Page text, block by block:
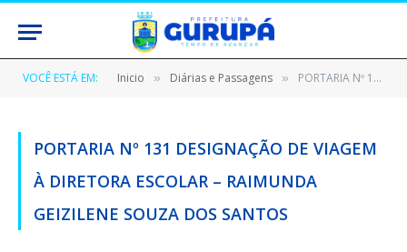
VOCÊ ESTÁ EM: Inicio » Diárias e Passagens » PORTARIA Nº 131 DESIGNAÇÃO DE VIAGEM À DIRETORA ESCOLAR – RAIMUNDA GEIZILENE SOUZA DOS SANTOS
PORTARIA Nº 131 DESIGNAÇÃO DE VIAGEM
À DIRETORA ESCOLAR – RAIMUNDA
GEIZILENE SOUZA DOS SANTOS